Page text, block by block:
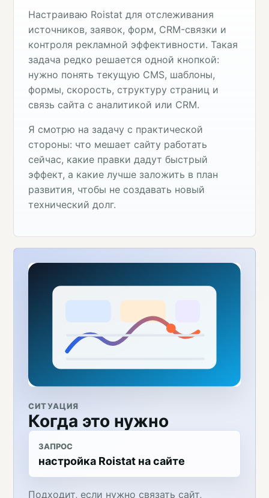
Настраиваю Roistat для отслеживания
источников, заявок, форм, CRM-связки и
контроля рекламной эффективности. Такая
задача редко решается одной кнопкой:
нужно понять текущую CMS, шаблоны,
формы, скорость, структуру страниц и
связь сайта с аналитикой или CRM.
Я смотрю на задачу с практической
стороны: что мешает сайту работать
сейчас, какие правки дадут быстрый
эффект, а какие лучше заложить в план
развития, чтобы не создавать новый
технический долг.
СИТУАЦИЯ
Когда это нужно
ЗАПРОС
настройка Roistat на сайте
Подходит, если нужно связать сайт,